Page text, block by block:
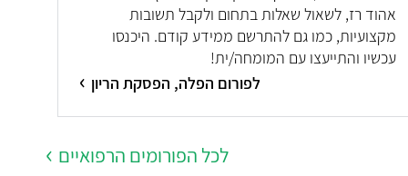
אהוד רז, לשאול שאלות בתחום ולקבל תשובות
מקצועיות, כמו גם להתרשם ממידע קודם. היכנסו
עכשיו והתייעצו עם המומחה/ית!
לפורום הפלה, הפסקת הריון
לכל הפורומים הרפואיים